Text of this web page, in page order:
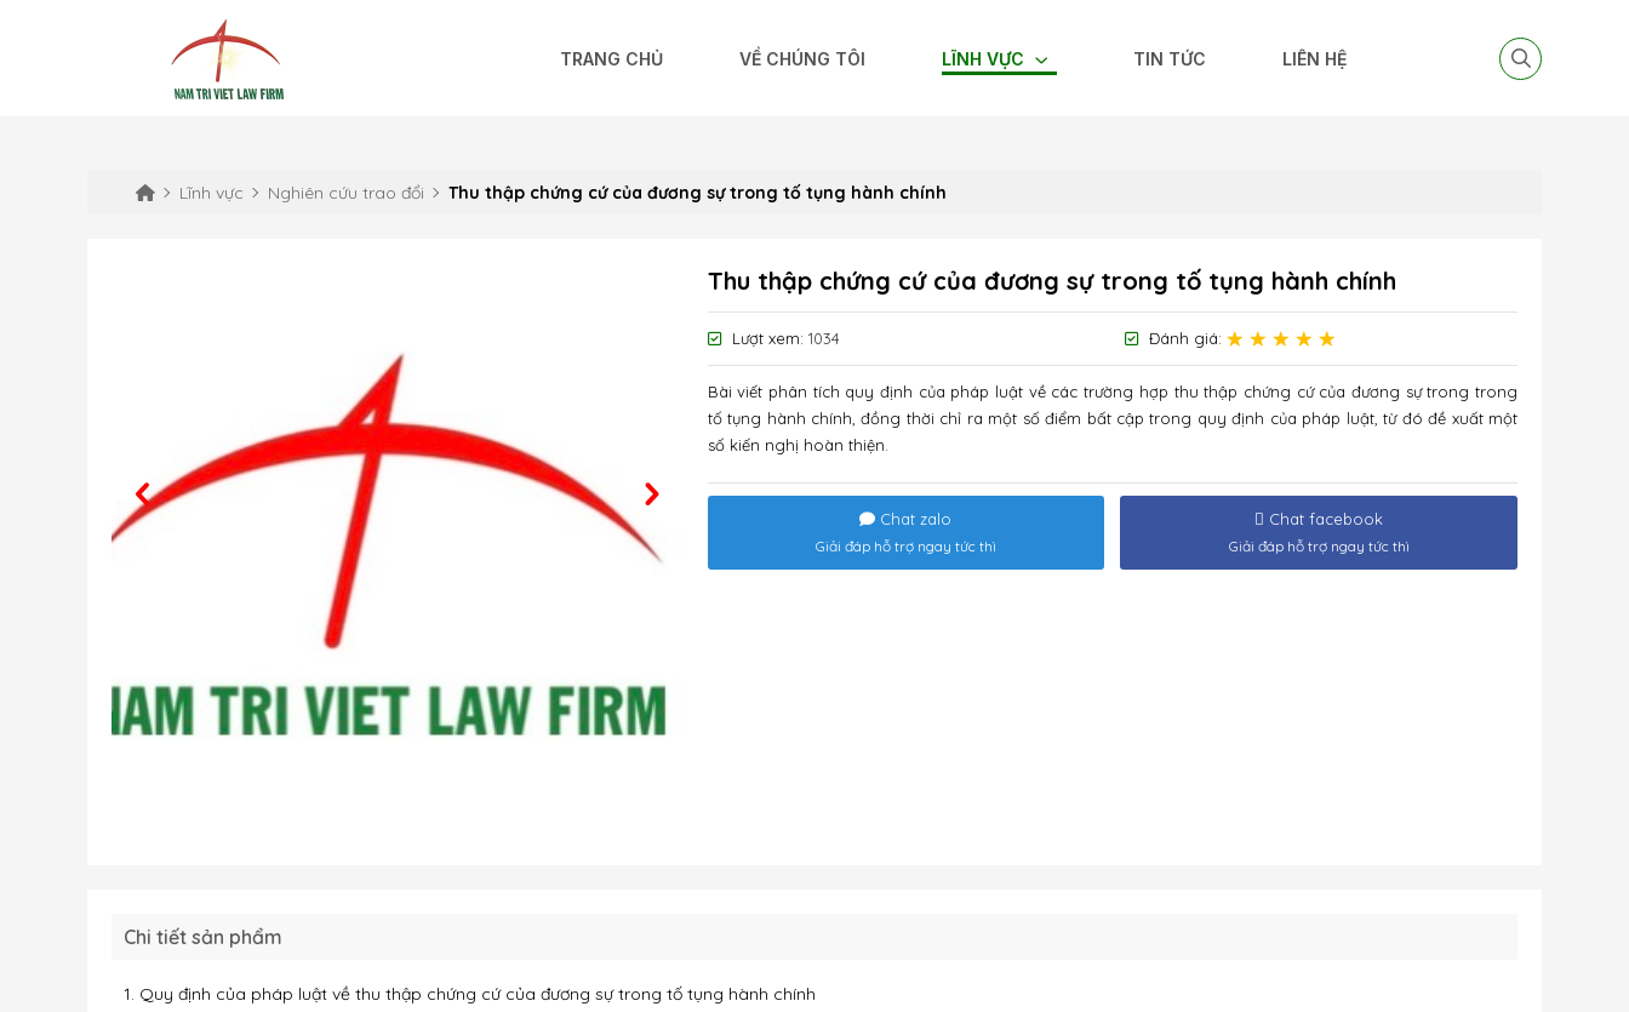
TRANG CHỦ VỀ CHÚNG TÔI LĨNH VỰC TIN TỨC LIÊN HỆ
Lĩnh vực Nghiên cứu trao đổi Thu thập chứng cứ của đương sự trong tố tụng hành chính
Thu thập chứng cứ của đương sự trong tố tụng hành chính
Lượt xem: 1034 Đánh giá:
Bài viết phân tích quy định của pháp luật về các trường hợp thu thập chứng cứ của đương sự trong trong
tố tụng hành chính, đồng thời chỉ ra một số điểm bất cập trong quy định của pháp luật, từ đó đề xuất một
số kiến nghị hoàn thiện.
Chat zalo
Giải đáp hỗ trợ ngay tức thì
Chat facebook
Giải đáp hỗ trợ ngay tức thì
Chi tiết sản phẩm
1. Quy định của pháp luật về thu thập chứng cứ của đương sự trong tố tụng hành chính